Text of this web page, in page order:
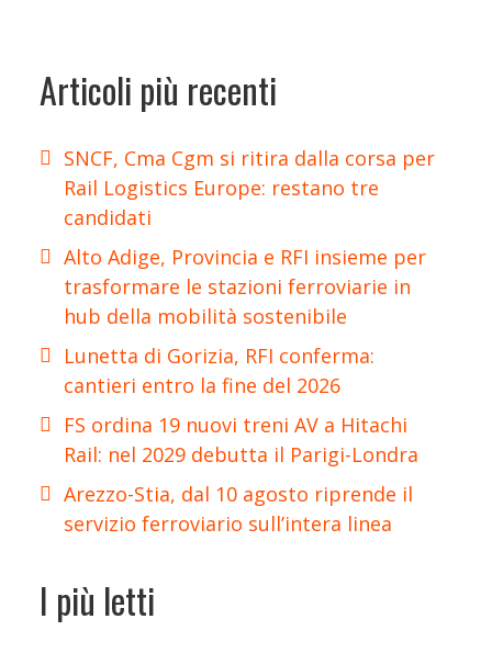
Articoli più recenti
SNCF, Cma Cgm si ritira dalla corsa per
Rail Logistics Europe: restano tre
candidati
Alto Adige, Provincia e RFI insieme per
trasformare le stazioni ferroviarie in
hub della mobilità sostenibile
Lunetta di Gorizia, RFI conferma:
cantieri entro la fine del 2026
FS ordina 19 nuovi treni AV a Hitachi
Rail: nel 2029 debutta il Parigi-Londra
Arezzo-Stia, dal 10 agosto riprende il
servizio ferroviario sull’intera linea
I più letti